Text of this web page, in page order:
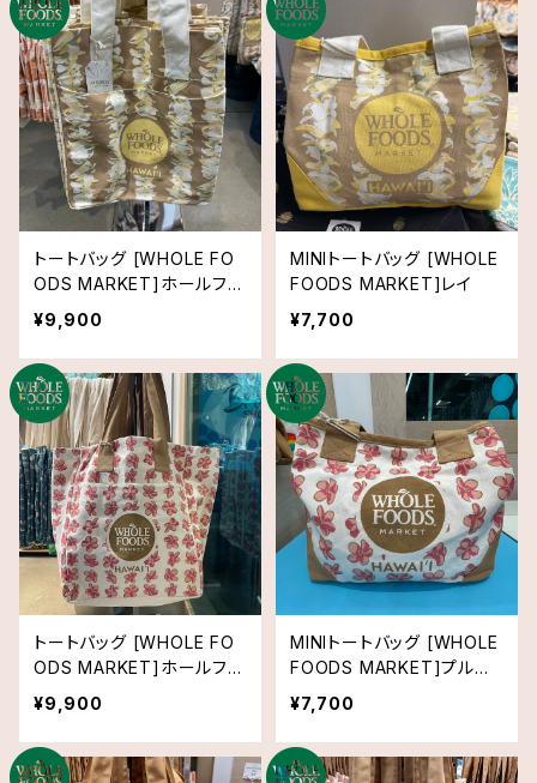
トートバッグ [WHOLE FO
ODS MARKET]ホールフー
ズマーケット オーガニック
ショッピングバッグ レイ
¥9,900
MINIトートバッグ [WHOLE
FOODS MARKET]レイ
¥7,700
トートバッグ [WHOLE FO
ODS MARKET]ホールフー
ズマーケット オーガニック
ショッピングバッグ プルメリ
ア
¥9,900
MINIトートバッグ [WHOLE
FOODS MARKET]プルメ
リア
¥7,700